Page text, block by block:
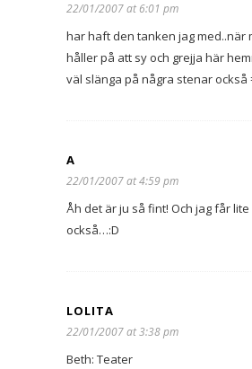
22/01/2007 at 6:01 pm
har haft den tanken jag med..när
håller på att sy och grejja här
väl slänga på några stenar också
A
22/01/2007 at 4:59 pm
Åh det är ju så fint! Och jag får
också…:D
LOLITA
22/01/2007 at 3:38 pm
Beth: Teater